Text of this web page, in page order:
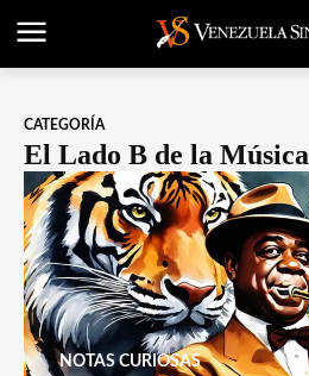
CATEGORÍA
El Lado B de la Música
NOTAS CURIOSAS